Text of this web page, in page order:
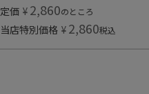
定価 ¥ 2,860のところ
当店特別価格 ¥ 2,860税込